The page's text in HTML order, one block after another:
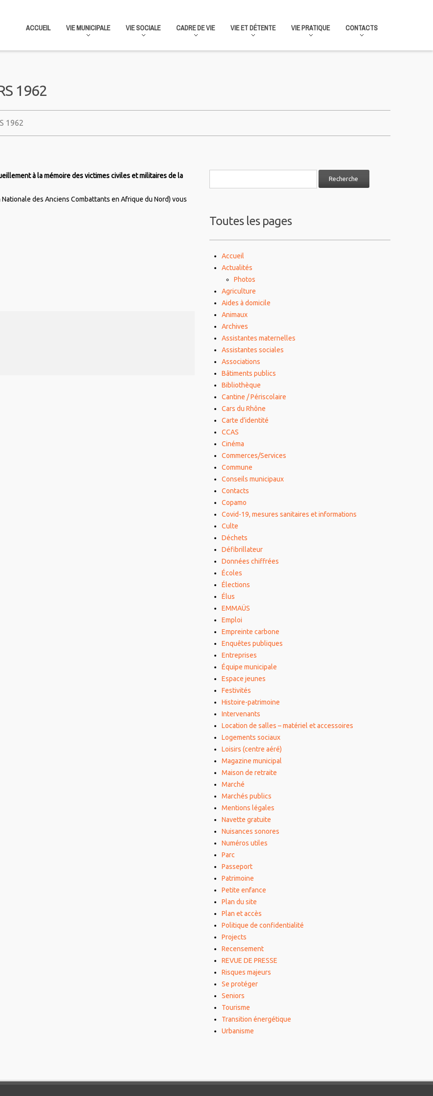
ACCUEIL VIE MUNICIPALE VIE SOCIALE CADRE DE VIE VIE ET DÉTENTE VIE PRATIQUE CONTACTS
1962
1962
à la mémoire des victimes civiles et militaires de la
des Anciens Combattants en Afrique du Nord) vous
Toutes les pages
Accueil
Actualités
Photos
Agriculture
Aides à domicile
Animaux
Archives
Assistantes maternelles
Assistantes sociales
Associations
Bâtiments publics
Bibliothèque
Cantine / Périscolaire
Cars du Rhône
Carte d’identité
CCAS
Cinéma
Commerces/Services
Commune
Conseils municipaux
Contacts
Copamo
Covid-19, mesures sanitaires et informations
Culte
Déchets
Défibrillateur
Données chiffrées
Écoles
Élections
Élus
EMMAÜS
Emploi
Empreinte carbone
Enquêtes publiques
Entreprises
Équipe municipale
Espace jeunes
Festivités
Histoire-patrimoine
Intervenants
Location de salles – matériel et accessoires
Logements sociaux
Loisirs (centre aéré)
Magazine municipal
Maison de retraite
Marché
Marchés publics
Mentions légales
Navette gratuite
Nuisances sonores
Numéros utiles
Parc
Passeport
Patrimoine
Petite enfance
Plan du site
Plan et accès
Politique de confidentialité
Projects
Recensement
REVUE DE PRESSE
Risques majeurs
Se protéger
Seniors
Tourisme
Transition énergétique
Urbanisme